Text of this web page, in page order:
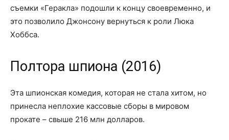
съемки «Геракла» подошли к концу своевременно, и
это позволило Джонсону вернуться к роли Люка
Хоббса.
Полтора шпиона (2016)
Эта шпионская комедия, которая не стала хитом, но
принесла неплохие кассовые сборы в мировом
прокате – свыше 216 млн долларов.